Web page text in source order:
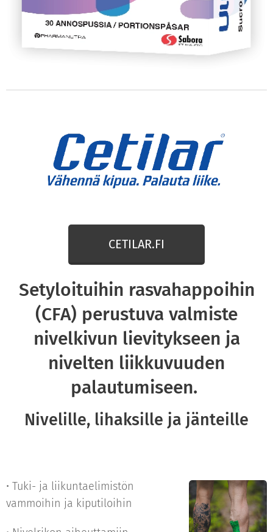
CETILAR.FI
Setyloituihin rasvahappoihin
(CFA) perustuva valmiste
nivelkivun lievitykseen ja
nivelten liikkuvuuden
palautumiseen.
Nivelille, lihaksille ja jänteille
• Tuki- ja liikuntaelimistön
vammoihin ja kiputiloihin